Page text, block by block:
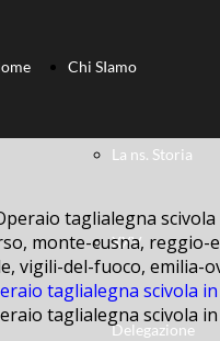
Chi SIamo
La ns. Storia
XXV
Delegazione
monte-cusna,
vigili-del-fuoco, emilia-
taglialegna scivola
taglialegna scivola